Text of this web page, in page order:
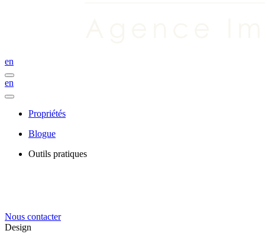
en
en
Propriétés
Blogue
Outils pratiques
Nous contacter
Design